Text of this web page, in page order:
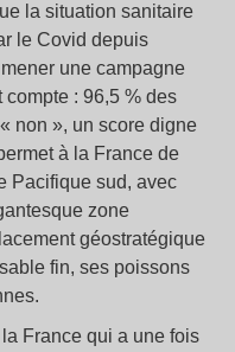
la situation sanitaire
le Covid depuis
une campagne
compte : 96,5 % des
non », un score digne
à la France de
Pacifique sud, avec
zone
géostratégique
fin, ses poissons
France qui a une fois